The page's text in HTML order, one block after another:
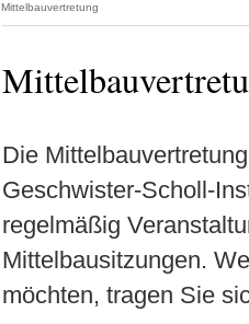
Mittelbauvertretung
Die
Geschwister-Scholl-
regelmäßig
Mittelbausitzungen.
möchten, tragen Sie